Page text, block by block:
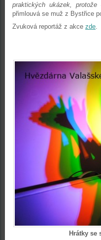
praktických ukázek,
přimlouvá se muž z Bystřice
Zvuková reportáž z akce zde.
Hrátky se